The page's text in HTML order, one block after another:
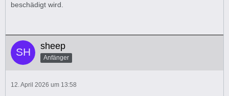
beschädigt wird.
sheep
Anfänger
12. April 2026 um 13:58